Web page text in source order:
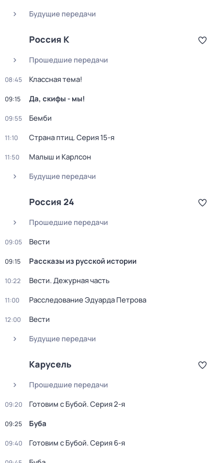
Будущие передачи
Россия К
Прошедшие передачи
08:45 Классная тема!
09:15 Да, скифы - мы!
09:55 Бемби
11:10 Страна птиц. Серия 15-я
11:50
Малыш и Карлсон
Будущие передачи
Россия 24
Прошедшие передачи
09:05 Вести
09:15 Рассказы из русской истории
10:22 Вести. Дежурная часть
11:00 Расследование Эдуарда Петрова
12:00
Вести
Будущие передачи
Карусель
Прошедшие передачи
09:20 Готовим с Бубой. Серия 2-я
09:25 Буба
09:40 Готовим с Бубой. Серия 6-я